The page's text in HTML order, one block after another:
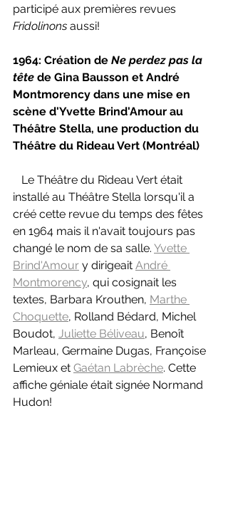
participé aux premières revues
Fridolinons aussi!
1964: Création de Ne perdez pas la
tête de Gina Bausson et André
Montmorency dans une mise en
scène d'Yvette Brind'Amour au
Théâtre Stella, une production du
Théâtre du Rideau Vert (Montréal)
Le Théâtre du Rideau Vert était
installé au Théâtre Stella lorsqu'il a
créé cette revue du temps des fêtes
en 1964 mais il n'avait toujours pas
changé le nom de sa salle. Yvette
Brind'Amour y dirigeait André
Montmorency, qui cosignait les
textes, Barbara Krouthen, Marthe
Choquette, Rolland Bédard, Michel
Boudot, Juliette Béliveau, Benoît
Marleau, Germaine Dugas, Françoise
Lemieux et Gaétan Labrèche. Cette
affiche géniale était signée Normand
Hudon!